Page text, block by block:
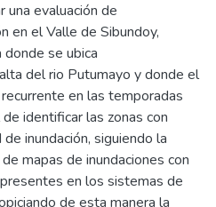
una evaluación de
en el Valle de Sibundoy,
se ubica
del rio Putumayo y donde el
en las temporadas
identificar las zonas con
inundación, siguiendo la
mapas de inundaciones con
en los sistemas de
de esta manera la